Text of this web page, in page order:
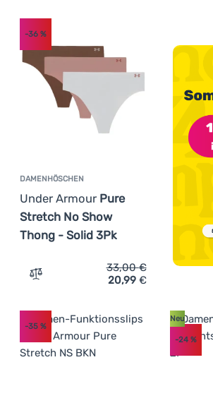
DAMENHÖSCHEN
Under Armour Pure
Stretch No Show
Thong - Solid 3Pk
-36 %
Zum Vergleich 'Damenhöschen
33,00€
20,99 €
-35 %
Neu
-24%